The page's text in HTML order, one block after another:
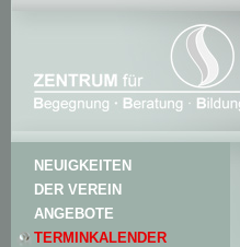
NEUIGKEITEN
DER VEREIN
ANGEBOTE
TERMINKALENDER